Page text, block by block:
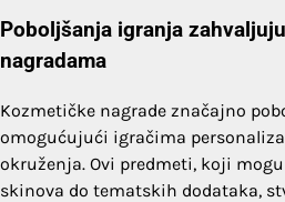
Poboljšanja igranja
nagradama
Kozmetičke nagrade značajno
omogućujući igračima
okruženja. Ovi predmeti, koji
skinova do tematskih dodataka,